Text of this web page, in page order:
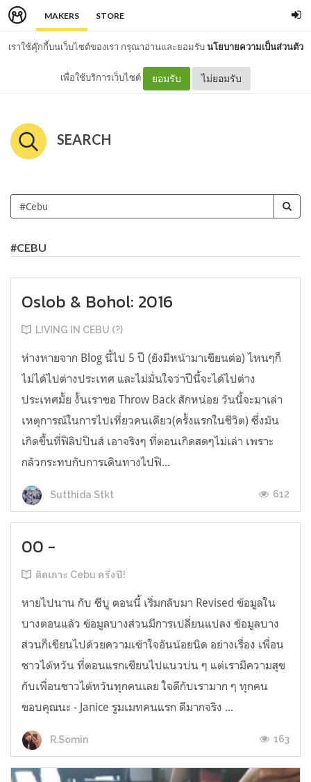
MAKERS STORE
เราใช้คุ๊กกี้บนเว็บไซต์ของเรา กรุณาอ่านและยอมรับนโยบายความเป็นส่วนตัว
เพื่อใช้บริการเว็บไซต์ ยอมรับ ไม่ยอมรับ
SEARCH
#CEBU
Oslob & Bohol: 2016
LIVING IN CEBU (?)
ห่างหายจาก Blog นี้ไป 5 ปี (ยังมีหน้ามาเขียนต่อ) ไหนๆก็
ไม่ได้ไปต่างประเทศ และไม่มั่นใจว่าปีนี้จะได้ไปต่าง
ประเทศมั้ย งั้นเราขอ Throw Back สักหน่อย วันนี้จะมาเล่า
เหตุการณ์ในการไปเที่ยวคนเดียว(ครั้งแรกในชีวิต) ซึ่งมัน
เกิดขึ้นที่ฟิลิปปินส์ เอาจริงๆ ที่ตอนเกิดสดๆไม่เล่า เพราะ
กลัวกระทบกับการเดินทางไปฟิ...
Sutthida Stkt 612
00 -
ติดเกาะ Cebu ครึ่งปี!
หายไปนาน กับ ซีบู ตอนนี้ เริ่มกลับมา Revised ข้อมูลใน
บางตอนแล้ว ข้อมูลบางส่วนมีการเปลี่ยนแปลง ข้อมูลบาง
ส่วนก็เขียนไปด้วยความเข้าใจอันน้อยนิด อย่างเรื่อง เพื่อน
ชาวไต้หวัน ที่ตอนแรกเขียนไปแนวบ่น ๆ แต่เรามีความสุข
กับเพื่อนชาวไต้หวันทุกคนเลย ใจดีกับเรามาก ๆ ทุกคน
ขอบคุณนะ - Janice รูมเมทคนแรก ดีมากจริง ...
R.Somin 163